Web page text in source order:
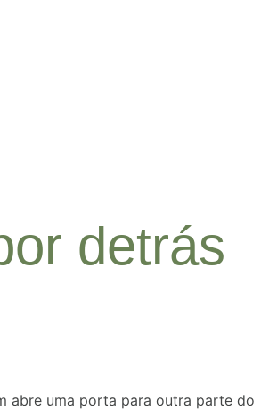
detrás
abre uma porta para outra parte do